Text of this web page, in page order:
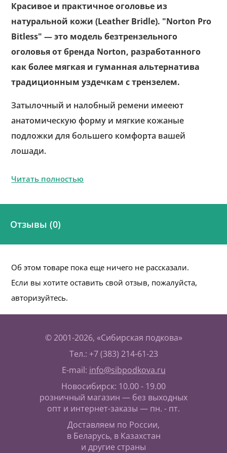
Красивое и практичное оголовье из
натуральной кожи (Leather Bridle). "Norton Pro
Bitless" — это модель безтрензельного
оголовья от бренда Norton, разработанного
как более мягкая и гуманная альтернатива
традиционным уздечкам с трензелем.
Затылочный и налобный ремени имееют
анатомическую форму и мягкие кожаные
подложки для большего комфорта вашей
лошади.
Читать полностью
Отзывы (0)
Об этом товаре пока еще ничего не рассказали.
Если вы хотите оставить свой отзыв, пожалуйста,
авторизуйтесь.
© 2001-2026, «Сибирская подкова»
Тел.: +7 (383) 214-61-23
E-mail: info@sibpodkova.ru
Новосибирск: 10.00 - 19.00
розничный магазин — без выходных
опт и интернет-заказы — пн. - пт.
Доставляем по России,
в Беларусь, в Казахстан
и другие страны